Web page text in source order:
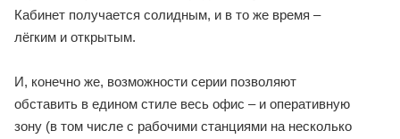
Кабинет получается солидным, и в то же время –
лёгким и открытым.
И, конечно же, возможности серии позволяют
обставить в едином стиле весь офис – и оперативную
зону (в том числе с рабочими станциями на несколько